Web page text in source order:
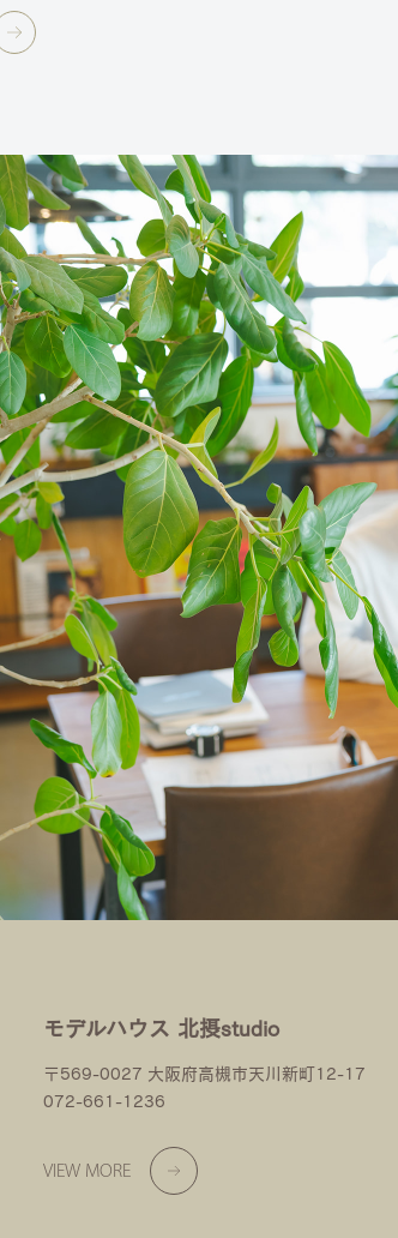
モデルハウス 北摂studio
〒569-0027 大阪府高槻市天川新町12-17
072-661-1236
VIEW MORE